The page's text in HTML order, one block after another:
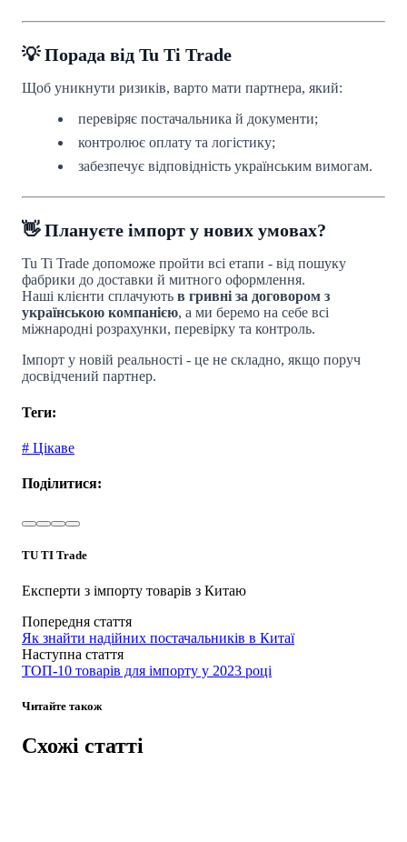
💡 Порада від Tu Ti Trade
Щоб уникнути ризиків, варто мати партнера, який:
перевіряє постачальника й документи;
контролює оплату та логістику;
забезпечує відповідність українським вимогам.
👋 Плануєте імпорт у нових умовах?
Tu Ti Trade допоможе пройти всі етапи - від пошуку
фабрики до доставки й митного оформлення.
Наші клієнти сплачують в гривні за договором з
українською компанією, а ми беремо на себе всі
міжнародні розрахунки, перевірку та контроль.
Імпорт у новій реальності - це не складно, якщо поруч
досвідчений партнер.
Теги:
# Цікаве
Поділитися:
TU TI Trade
Експерти з імпорту товарів з Китаю
Попередня стаття
Як знайти надійних постачальників в Китаї
Наступна стаття
ТОП-10 товарів для імпорту у 2023 році
Читайте також
Схожі статті